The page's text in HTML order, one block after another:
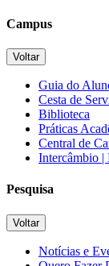
Campus
Voltar
Guia do
Cesta de
Biblioteca
Práticas
Central de
Intercâmbio |
Pesquisa
Voltar
Notícias e